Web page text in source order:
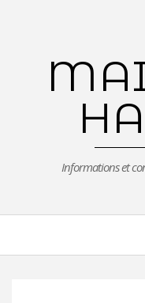
Informations et